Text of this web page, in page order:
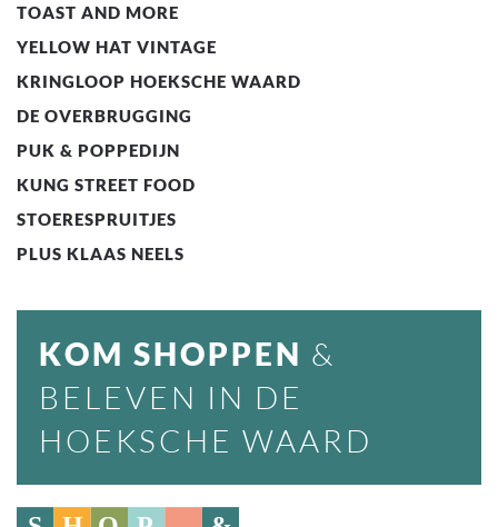
TOAST AND MORE
YELLOW HAT VINTAGE
KRINGLOOP HOEKSCHE WAARD
DE OVERBRUGGING
PUK & POPPEDIJN
KUNG STREET FOOD
STOERESPRUITJES
PLUS KLAAS NEELS
KOM SHOPPEN &
BELEVEN IN DE
HOEKSCHE WAARD